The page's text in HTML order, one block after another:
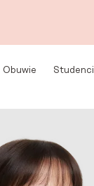
Obuwie Studenci
medyczne